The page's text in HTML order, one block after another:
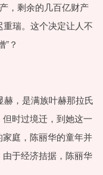
，剩余的几百亿财产
瑞。这个决定让人不
？
赫，是满族叶赫那拉氏
时过境迁，到她这一
庭，陈丽华的童年并
于经济拮据，陈丽华